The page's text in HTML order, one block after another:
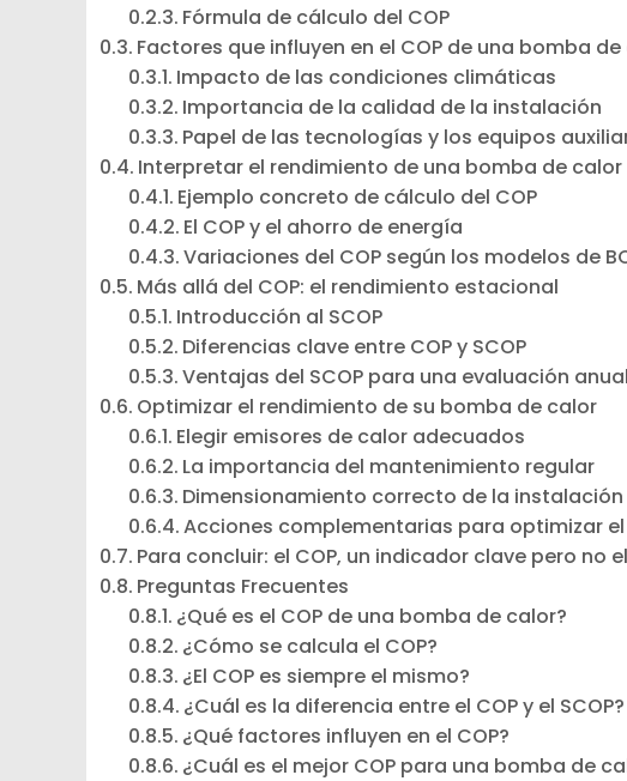
Fórmula de cálculo del COP
Factores que influyen en el COP de una bomba
Impacto de las condiciones climáticas
Importancia de la calidad de la instalación
Papel de las tecnologías y los equipos
Interpretar el rendimiento de una bomba de calor
Ejemplo concreto de cálculo del COP
El COP y el ahorro de energía
Variaciones del COP según los modelos de
Más allá del COP: el rendimiento estacional
Introducción al SCOP
Diferencias clave entre COP y SCOP
Ventajas del SCOP para una evaluación anual
Optimizar el rendimiento de su bomba de calor
Elegir emisores de calor adecuados
La importancia del mantenimiento regular
Dimensionamiento correcto de la instalación
Acciones complementarias para optimizar
Para concluir: el COP, un indicador clave pero no
Preguntas Frecuentes
¿Qué es el COP de una bomba de calor?
¿Cómo se calcula el COP?
¿El COP es siempre el mismo?
¿Cuál es la diferencia entre el COP y el SCOP?
¿Qué factores influyen en el COP?
¿Cuál es el mejor COP para una bomba de